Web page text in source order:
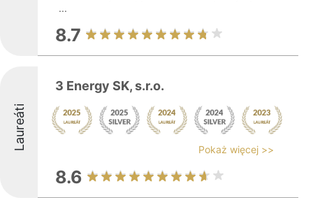
...
8.7
Laureáti
3 Energy SK, s.r.o.
Pokaż więcej >>
8.6